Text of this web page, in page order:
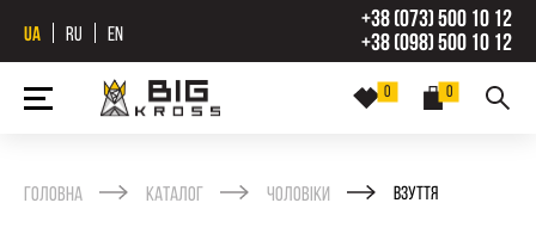
UA RU EN
+38 (073) 500 10 12
+38 (098) 500 10 12
0
0
Головна Каталог Чоловіки Взуття